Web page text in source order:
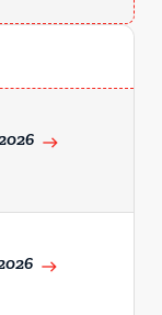
east
east